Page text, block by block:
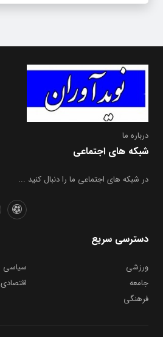
درباره ما
شبکه های اجتماعی
در شبکه های اجتماعی ما را دنبال کنید ...
دسترسی سریع
ورزشی
سیاسی
جامعه
اقتصادی
فرهنگی